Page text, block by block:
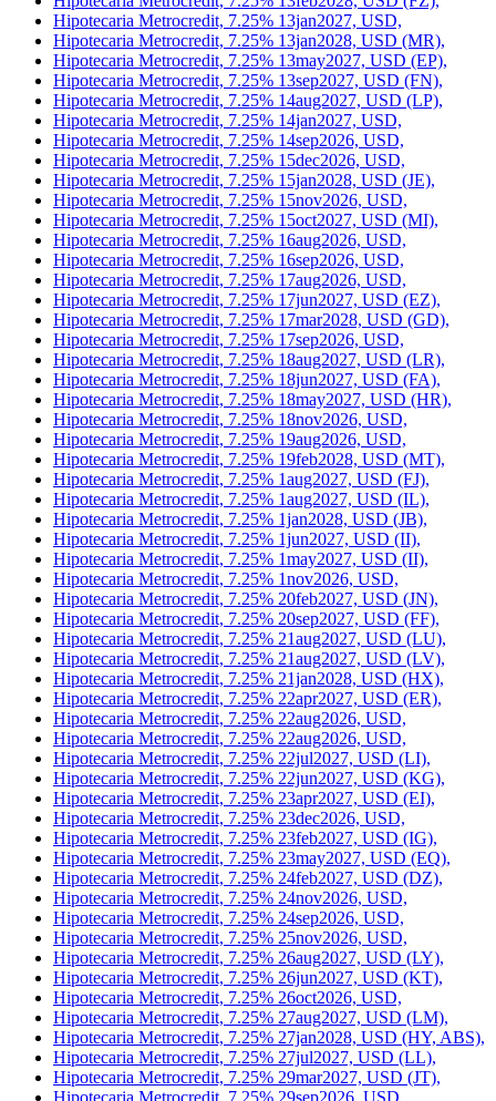
Hipotecaria Metrocredit, 7.25% 13jan2027, USD,
Hipotecaria Metrocredit, 7.25% 13jan2028, USD (MR),
Hipotecaria Metrocredit, 7.25% 13may2027, USD (EP),
Hipotecaria Metrocredit, 7.25% 13sep2027, USD (FN),
Hipotecaria Metrocredit, 7.25% 14aug2027, USD (LP),
Hipotecaria Metrocredit, 7.25% 14jan2027, USD,
Hipotecaria Metrocredit, 7.25% 14sep2026, USD,
Hipotecaria Metrocredit, 7.25% 15dec2026, USD,
Hipotecaria Metrocredit, 7.25% 15jan2028, USD (JE),
Hipotecaria Metrocredit, 7.25% 15nov2026, USD,
Hipotecaria Metrocredit, 7.25% 15oct2027, USD (MI),
Hipotecaria Metrocredit, 7.25% 16aug2026, USD,
Hipotecaria Metrocredit, 7.25% 16sep2026, USD,
Hipotecaria Metrocredit, 7.25% 17aug2026, USD,
Hipotecaria Metrocredit, 7.25% 17jun2027, USD (EZ),
Hipotecaria Metrocredit, 7.25% 17mar2028, USD (GD),
Hipotecaria Metrocredit, 7.25% 17sep2026, USD,
Hipotecaria Metrocredit, 7.25% 18aug2027, USD (LR),
Hipotecaria Metrocredit, 7.25% 18jun2027, USD (FA),
Hipotecaria Metrocredit, 7.25% 18may2027, USD (HR),
Hipotecaria Metrocredit, 7.25% 18nov2026, USD,
Hipotecaria Metrocredit, 7.25% 19aug2026, USD,
Hipotecaria Metrocredit, 7.25% 19feb2028, USD (MT),
Hipotecaria Metrocredit, 7.25% 1aug2027, USD (FJ),
Hipotecaria Metrocredit, 7.25% 1aug2027, USD (IL),
Hipotecaria Metrocredit, 7.25% 1jan2028, USD (JB),
Hipotecaria Metrocredit, 7.25% 1jun2027, USD (II),
Hipotecaria Metrocredit, 7.25% 1may2027, USD (II),
Hipotecaria Metrocredit, 7.25% 1nov2026, USD,
Hipotecaria Metrocredit, 7.25% 20feb2027, USD (JN),
Hipotecaria Metrocredit, 7.25% 20sep2027, USD (FF),
Hipotecaria Metrocredit, 7.25% 21aug2027, USD (LU),
Hipotecaria Metrocredit, 7.25% 21aug2027, USD (LV),
Hipotecaria Metrocredit, 7.25% 21jan2028, USD (HX),
Hipotecaria Metrocredit, 7.25% 22apr2027, USD (ER),
Hipotecaria Metrocredit, 7.25% 22aug2026, USD,
Hipotecaria Metrocredit, 7.25% 22aug2026, USD,
Hipotecaria Metrocredit, 7.25% 22jul2027, USD (LI),
Hipotecaria Metrocredit, 7.25% 22jun2027, USD (KG),
Hipotecaria Metrocredit, 7.25% 23apr2027, USD (EI),
Hipotecaria Metrocredit, 7.25% 23dec2026, USD,
Hipotecaria Metrocredit, 7.25% 23feb2027, USD (IG),
Hipotecaria Metrocredit, 7.25% 23may2027, USD (EQ),
Hipotecaria Metrocredit, 7.25% 24feb2027, USD (DZ),
Hipotecaria Metrocredit, 7.25% 24nov2026, USD,
Hipotecaria Metrocredit, 7.25% 24sep2026, USD,
Hipotecaria Metrocredit, 7.25% 25nov2026, USD,
Hipotecaria Metrocredit, 7.25% 26aug2027, USD (LY),
Hipotecaria Metrocredit, 7.25% 26jun2027, USD (KT),
Hipotecaria Metrocredit, 7.25% 26oct2026, USD,
Hipotecaria Metrocredit, 7.25% 27aug2027, USD (LM),
Hipotecaria Metrocredit, 7.25% 27jan2028, USD (HY, ABS),
Hipotecaria Metrocredit, 7.25% 27jul2027, USD (LL),
Hipotecaria Metrocredit, 7.25% 29mar2027, USD (JT),
Hipotecaria Metrocredit, 7.25% 29sep2026, USD,